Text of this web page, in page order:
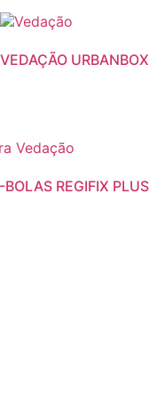
VEDAÇÃO URBANBOX
BOLAS REGIFIX PLUS